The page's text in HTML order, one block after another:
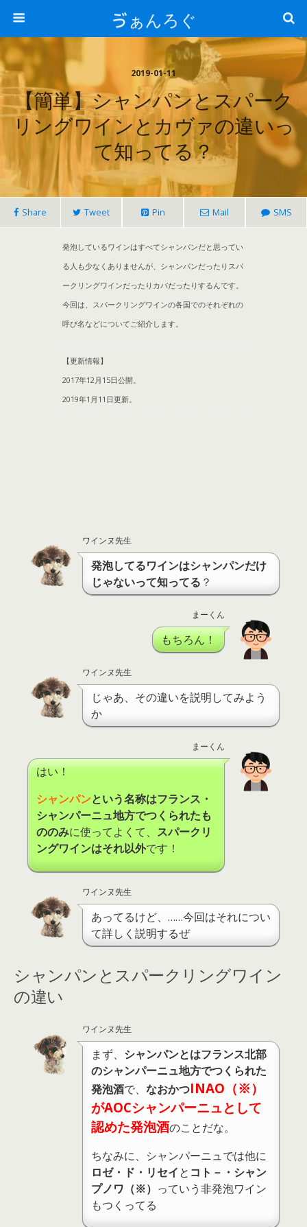
ゔぁんろぐ
2019-01-11
【簡単】シャンパンとスパーク
リングワインとカヴァの違いっ
て知ってる？
Share Tweet Pin Mail SMS
発泡しているワインはすべてシャンパンだと思ってい
る人も少なくありませんが、シャンパンだったりスパ
ークリングワインだったりカバだったりするんです。
今回は、スパークリングワインの各国でのそれぞれの
呼び名などについてご紹介します。
【更新情報】
2017年12月15日公開。
2019年1月11日更新。
ワインヌ先生
発泡してるワインはシャンパンだけ
じゃないって知ってる ？
まーくん
もちろん！
ワインヌ先生
じゃあ、その違いを説明してみよう
か
まーくん
はい！
シャンパンという名称はフランス・
シャンパーニュ地方でつくられたも
ののみに使ってよくて、 スパークリ
ングワインはそれ以外です！
ワインヌ先生
あってるけど、……今回はそれについ
て詳しく説明するぜ
シャンパンとスパークリングワイン
の違い
ワインヌ先生
まず、 シャンパンとはフランス北部
のシャンパーニュ地方でつくられた
発泡酒で、 なおかつINAO（※）
がAOCシャンパーニュとして
認めた発泡酒のことだな。
ちなみに、シャンパーニュでは他に
ロゼ・ド・リセイと コト－・シャン
プノワ（※） っていう非発泡ワイン
もつくってる